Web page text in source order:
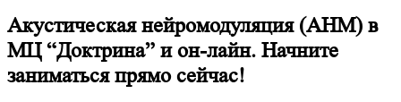
Акустическая нейромодуляция (АНМ) в
МЦ “Доктрина” и он-лайн. Начните
заниматься прямо сейчас!